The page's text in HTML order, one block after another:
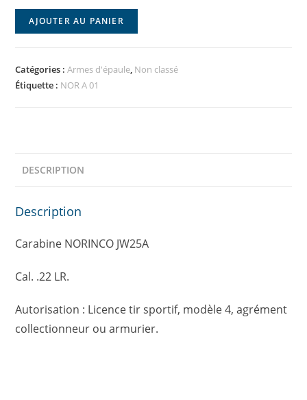
AJOUTER AU PANIER
Catégories :Armes d'épaule, Non classé
Étiquette : NOR A 01
DESCRIPTION
Description
Carabine NORINCO JW25A
Cal. .22 LR.
Autorisation : Licence tir sportif, modèle 4, agrément
collectionneur ou armurier.